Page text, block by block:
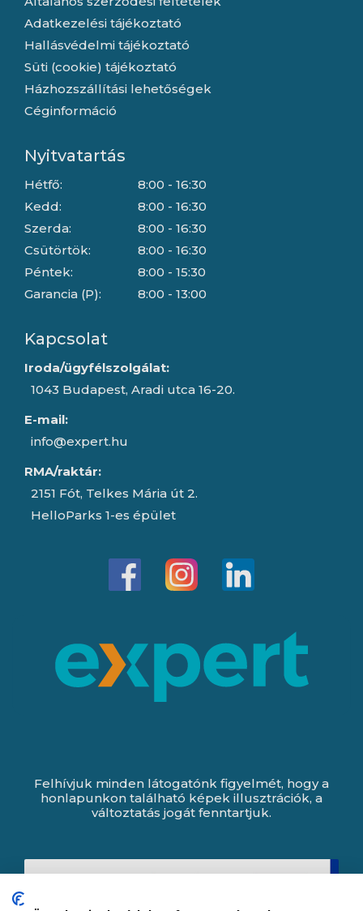
Adatkezelési tájékoztató
Hallásvédelmi tájékoztató
Süti (cookie) tájékoztató
Házhozszállítási lehetőségek
Céginformáció
Nyitvatartás
Hétfő:
Kedd:
Szerda:
Csütörtök:
Péntek:
Garancia (P):
8:00 - 16:30
8:00 - 16:30
8:00 - 16:30
8:00 - 16:30
8:00 - 15:30
8:00 - 13:00
Kapcsolat
Iroda/ügyfélszolgálat:
1043 Budapest, Aradi utca 16-20.
E-mail:
info@expert.hu
RMA/raktár:
2151 Fót, Telkes Mária út 2.
HelloParks 1-es épület
Felhívjuk minden látogatónk figyelmét, hogy a
honlapunkon található képek illusztrációk, a
változtatás jogát fenntartjuk.